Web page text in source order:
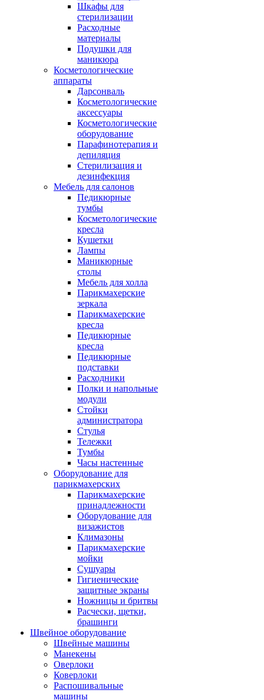
Шкафы для
стерилизации
Расходные
материалы
Подушки для
маникюра
Косметологические
аппараты
Дарсонваль
Косметологические
аксессуары
Косметологические
оборудование
Парафинотерапия и
депиляция
Стерилизация и
дезинфекция
Мебель для салонов
Педикюрные
тумбы
Косметологические
кресла
Кушетки
Лампы
Маникюрные
столы
Мебель для холла
Парикмахерские
зеркала
Парикмахерские
кресла
Педикюрные
кресла
Педикюрные
подставки
Расходники
Полки и напольные
модули
Стойки
администратора
Стулья
Тележки
Тумбы
Часы настенные
Оборудование для
парикмахерских
Парикмахерские
принадлежности
Оборудование для
визажистов
Климазоны
Парикмахерские
мойки
Сушуары
Гигиенические
защитные экраны
Ножницы и бритвы
Расчески, щетки,
брашинги
Швейное оборудование
Швейные машины
Манекены
Оверлоки
Коверлоки
Распошивальные
машины